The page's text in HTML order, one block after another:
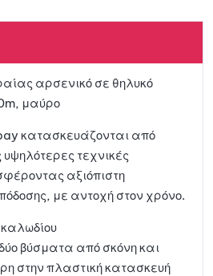
αγαπη
μένων
αρσενικό σε θηλυκό
μαύρο
κατασκευάζονται από
υψηλότερες τεχνικές
αξιόπιστη
με αντοχή στον χρόνο.
βύσματα από σκόνη και
στην πλαστική κατασκευή